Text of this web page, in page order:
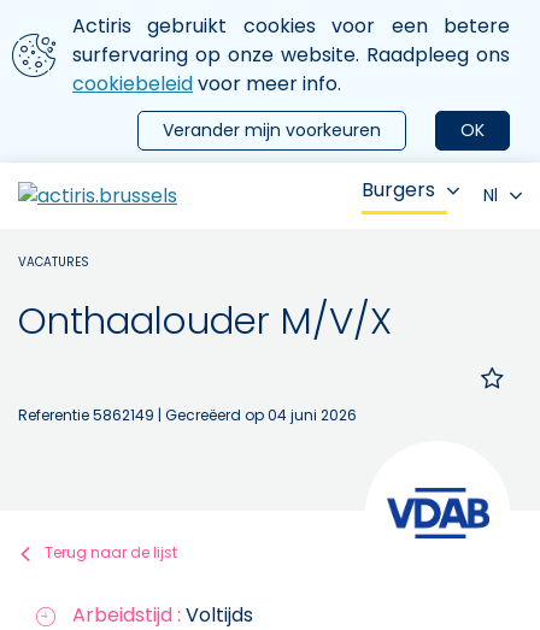
Aller au contenu principal
We gebruiken cookies
Actiris gebruikt cookies voor een betere
surfervaring op onze website. Raadpleeg ons
cookiebeleidvoor meer info.
OK
Verander mijn voorkeuren
le menu
Burgers Nl
VACATURES
Onthaalouder M/V/X
Referentie 5862149 | Gecreëerd op 04 juni 2026
Terug naar de lijst
Arbeidstijd : Voltijds